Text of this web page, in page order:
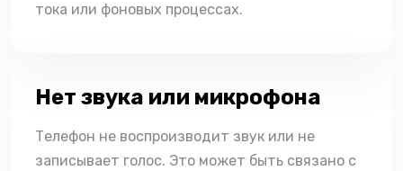
тока или фоновых процессах.
Нет звука или микрофона
Телефон не воспроизводит звук или не
записывает голос. Это может быть связано с